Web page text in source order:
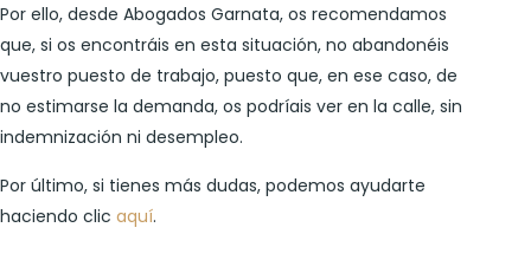
Por ello, desde Abogados Garnata, os recomendamos
que, si os encontráis en esta situación, no abandonéis
vuestro puesto de trabajo, puesto que, en ese caso, de
no estimarse la demanda, os podríais ver en la calle, sin
indemnización ni desempleo.
Por último, si tienes más dudas, podemos ayudarte
haciendo clic aquí.